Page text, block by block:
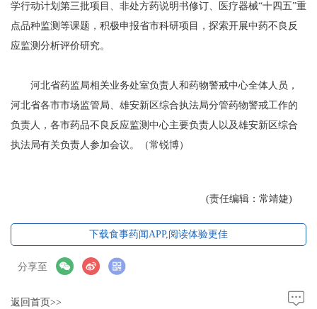
学行动计划第三批项目、非处方药说明书修订、医疗器械“十四五”重
点品种监测等课题，积极申报省市科研项目，探索开展中药不良反
应监测分析评价研究。
河北省药监局相关业务处室负责人和药物警戒中心全体人员，
河北省各市市场监管局、雄安新区综合执法局分管药物警戒工作的
负责人，各市药品不良反应监测中心主要负责人以及雄安新区综合
执法局有关负责人参加会议。（常锐博）
(责任编辑：常靖婕)
下载食事药闻APP,阅读体验更佳
分享至
返回首页>>